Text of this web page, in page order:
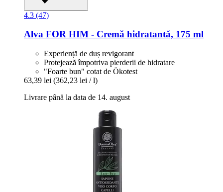
4.3 (47)
Alva FOR HIM -​ Cremă hidratantă, 175 ml
Experiență de duș revigorant
Protejează împotriva pierderii de hidratare
"Foarte bun" cotat de Ökotest
63,39 lei (362,23 lei / l)
Livrare până la data de 14. august